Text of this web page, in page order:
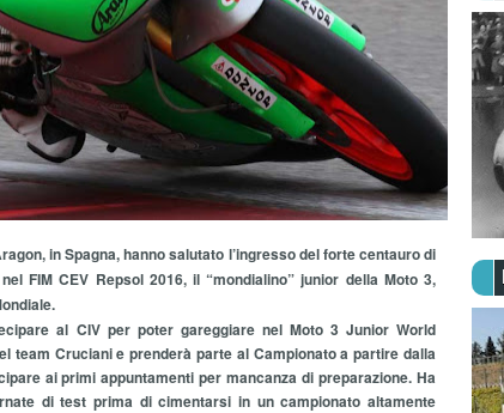
in Spagna, hanno salutato l’ingresso del forte centauro di
FIM CEV Repsol 2016, il “mondialino” junior della Moto 3,
al CIV per poter gareggiare nel Moto 3 Junior World
team Cruciani e prenderà parte al Campionato a partire dalla
ai primi appuntamenti per mancanza di preparazione. Ha
di test prima di cimentarsi in un campionato altamente